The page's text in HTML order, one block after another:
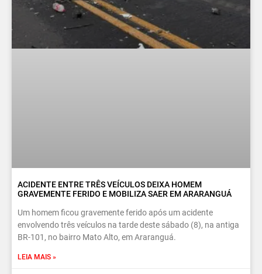
ACIDENTE ENTRE TRÊS VEÍCULOS DEIXA HOMEM
GRAVEMENTE FERIDO E MOBILIZA SAER EM ARARANGUÁ
Um homem ficou gravemente ferido após um acidente
envolvendo três veículos na tarde deste sábado (8), na antiga
BR-101, no bairro Mato Alto, em Araranguá.
LEIA MAIS »